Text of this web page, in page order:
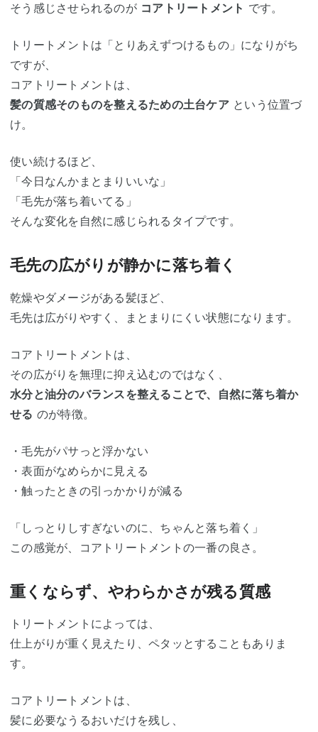
そう感じさせられるのが コアトリートメント です。
トリートメントは「とりあえずつけるもの」になりがち
ですが、
コアトリートメントは、
髪の質感そのものを整えるための土台ケアという位置づ
け。
使い続けるほど、
「今日なんかまとまりいいな」
「毛先が落ち着いてる」
そんな変化を自然に感じられるタイプです。
毛先の広がりが静かに落ち着く
乾燥やダメージがある髪ほど、
毛先は広がりやすく、まとまりにくい状態になります。
コアトリートメントは、
その広がりを無理に抑え込むのではなく、
水分と油分のバランスを整えることで、自然に落ち着か
せる のが特徴。
・毛先がパサっと浮かない
・表面がなめらかに見える
・触ったときの引っかかりが減る
「しっとりしすぎないのに、ちゃんと落ち着く」
この感覚が、コアトリートメントの一番の良さ。
重くならず、やわらかさが残る質感
トリートメントによっては、
仕上がりが重く見えたり、ペタッとすることもありま
す。
コアトリートメントは、
髪に必要なうるおいだけを残し、